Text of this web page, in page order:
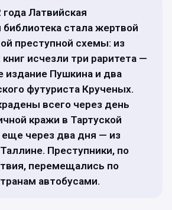
Латвийская
библиотека стала жертвой
преступной схемы: из
исчезли три раритета —
издание Пушкина и два
футуриста Крученых.
всего через день
кражи в Тартуской
еще через два дня — из
Преступники, по
перемещались по
автобусами.